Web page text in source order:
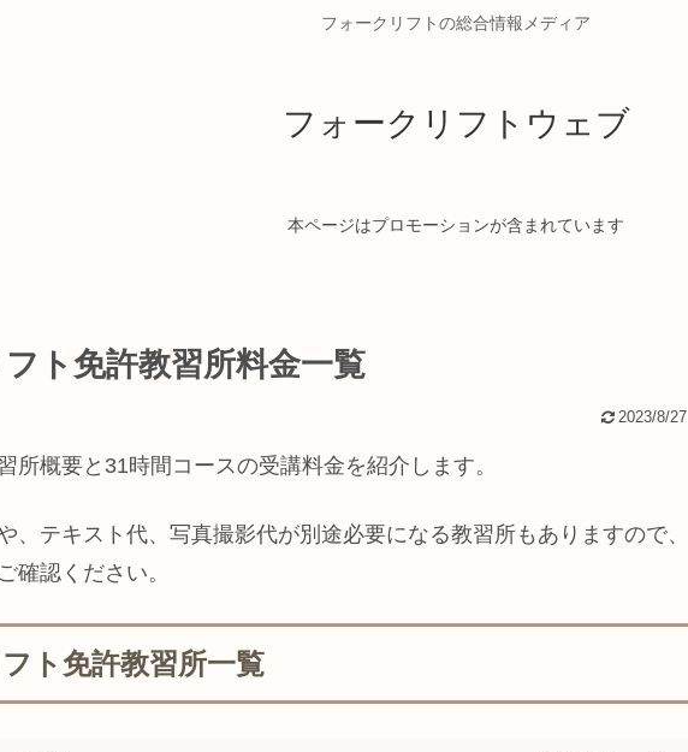
フォークリフトの総合情報メディア
フォークリフトウェブ
本ページはプロモーションが含まれています
ト免許教習所料金一覧
2023/8/27
所概要と31時間コースの受講料金を紹介します。
、テキスト代、写真撮影代が別途必要になる教習所もありますので、
確認ください。
ト免許教習所一覧